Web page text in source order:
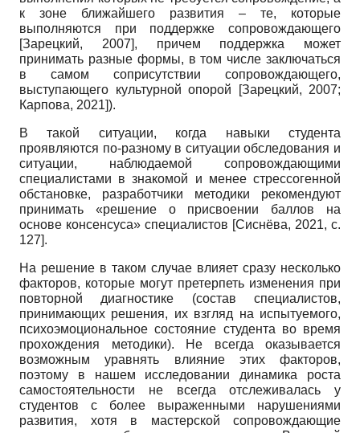
к зоне ближайшего развития – те, которые
выполняются при поддержке сопровождающего
[Зарецкий, 2007], причем поддержка может
принимать разные формы, в том числе заключаться
в самом соприсутствии сопровождающего,
выступающего культурной опорой
[Зарецкий, 2007;
Карпова, 2021]).
В такой ситуации, когда навыки студента
проявляются по-разному в ситуации обследования и
ситуации, наблюдаемой сопровождающими
специалистами в знакомой и менее стрессогенной
обстановке, разработчики методики рекомендуют
принимать «решение о присвоении баллов на
основе консенсуса» специалистов [Сиснёва, 2021, с.
127].
На решение в таком случае влияет сразу несколько
факторов, которые могут претерпеть изменения при
повторной диагностике (состав специалистов,
принимающих решения, их взгляд на испытуемого,
психоэмоциональное состояние студента во время
прохождения методики). Не всегда оказывается
возможным уравнять влияние этих факторов,
поэтому в нашем исследовании динамика роста
самостоятельности не всегда отслеживалась у
студентов с более выраженными нарушениями
развития, хотя в мастерской сопровождающие